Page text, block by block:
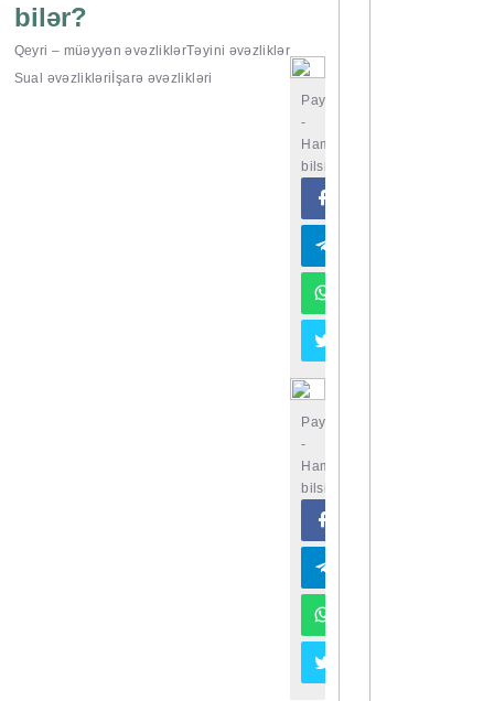
bilər?
Qeyri – müəyyən əvəzliklərTəyini əvəzliklər
Sual əvəzlikləriİşarə əvəzlikləri
Paylaşın
-
Hamı
bilsin
Paylaşın
-
Hamı
bilsin